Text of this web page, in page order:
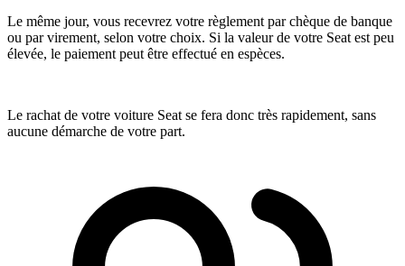
Le même jour, vous recevrez votre règlement par chèque de banque
ou par virement, selon votre choix. Si la valeur de votre Seat est peu
élevée, le paiement peut être effectué en espèces.
Le rachat de votre voiture Seat se fera donc très rapidement, sans
aucune démarche de votre part.